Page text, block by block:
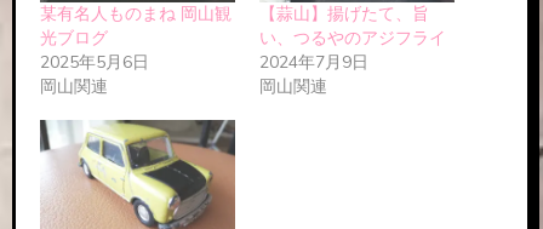
某有名人ものまね 岡山観
光ブログ
2025年5月6日
岡山関連
【蒜山】揚げたて、旨
い、つるやのアジフライ
2024年7月9日
岡山関連